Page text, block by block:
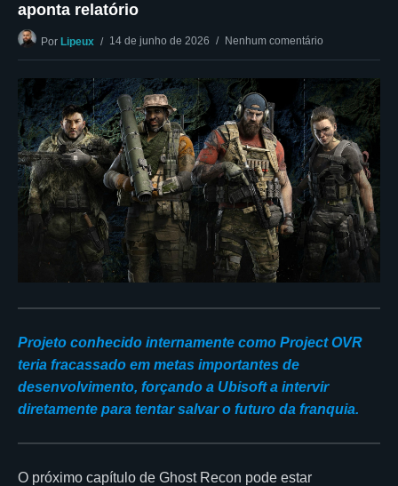
aponta relatório
Por Lipeux 14 de junho de 2026 Nenhum comentário
Projeto conhecido internamente como Project OVR
teria fracassado em metas importantes de
desenvolvimento, forçando a Ubisoft a intervir
diretamente para tentar salvar o futuro da franquia.
O próximo capítulo de Ghost Recon pode estar